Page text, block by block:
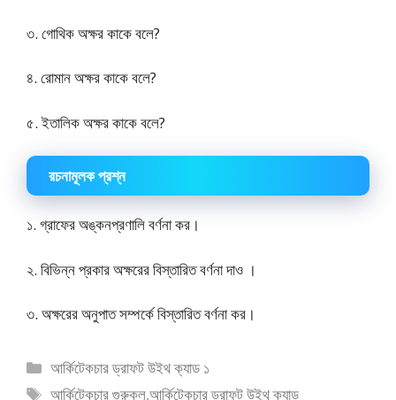
৩. গোথিক অক্ষর কাকে বলে?
৪. রোমান অক্ষর কাকে বলে?
৫. ইতালিক অক্ষর কাকে বলে?
রচনামূলক প্রশ্ন
১. গ্রাফের অঙ্কনপ্রণালি বর্ণনা কর।
২. বিভিন্ন প্রকার অক্ষরের বিস্তারিত বর্ণনা দাও ।
৩. অক্ষরের অনুপাত সম্পর্কে বিস্তারিত বর্ণনা কর।
বিভাগ
সমূহ
আর্কিটেকচার ড্রাফট উইথ ক্যাড ১
ট্যাগ
আর্কিটেকচার গুরুকুল,আর্কিটেকচার ড্রাফট উইথ ক্যাড